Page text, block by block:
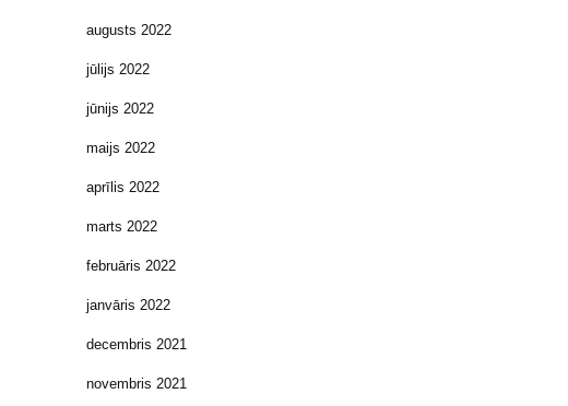
augusts 2022
jūlijs 2022
jūnijs 2022
maijs 2022
aprīlis 2022
marts 2022
februāris 2022
janvāris 2022
decembris 2021
novembris 2021